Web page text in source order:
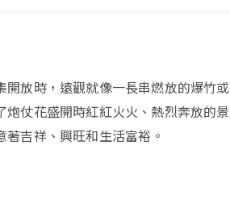
放時，遠觀就像一長串燃放的爆竹或
仗花盛開時紅紅火火、熱烈奔放的景
吉祥、興旺和生活富裕。